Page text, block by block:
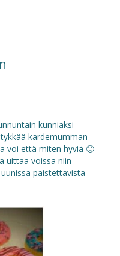
kunniaksi
kardemumman
voi että miten hyviä 🙂
uittaa voissa niin
paistettavista